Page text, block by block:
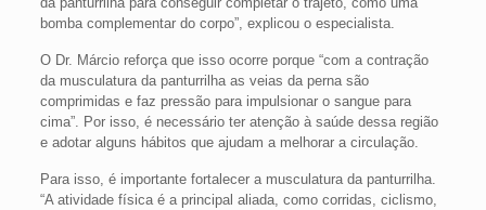
bomba complementar do corpo”, explicou o especialista.
O Dr. Márcio reforça que isso ocorre porque “com a contração
da musculatura da panturrilha as veias da perna são
comprimidas e faz pressão para impulsionar o sangue para
cima”. Por isso, é necessário ter atenção à saúde dessa região
e adotar alguns hábitos que ajudam a melhorar a circulação.
Para isso, é importante fortalecer a musculatura da panturrilha.
“A atividade física é a principal aliada, como corridas, ciclismo,